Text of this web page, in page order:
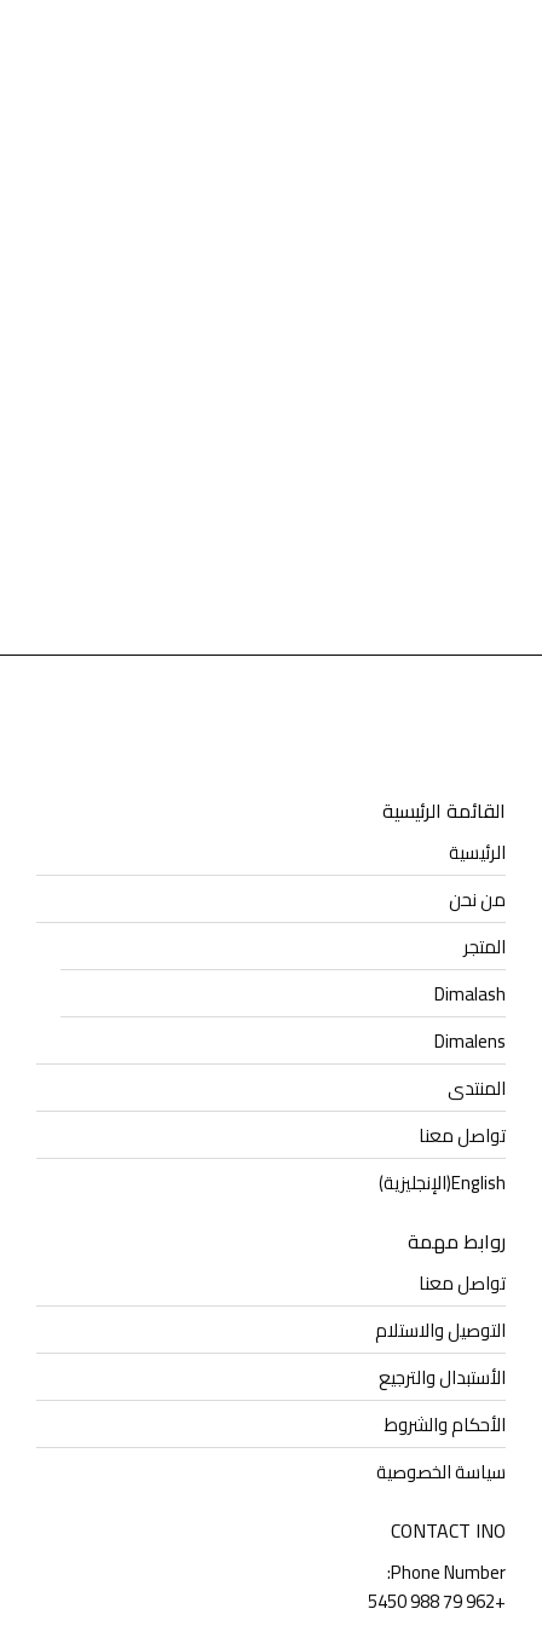
القائمة الرئيسية
الرئيسية
من نحن
المتجر
Dimalash
Dimalens
المنتدى
تواصل معنا
English
(الإنجليزية)
روابط مهمة
تواصل معنا
التوصيل والاستلام
الأستبدال والترجيع
الأحكام والشروط
سياسة الخصوصية
CONTACT INO
Phone Number:
+962 79 988 5450